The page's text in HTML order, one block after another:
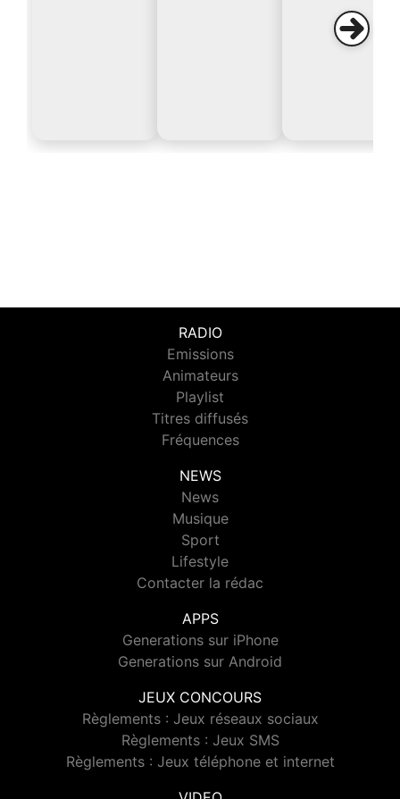
RADIO
Emissions
Animateurs
Playlist
Titres diffusés
Fréquences
NEWS
News
Musique
Sport
Lifestyle
Contacter la rédac
APPS
Generations sur iPhone
Generations sur Android
JEUX CONCOURS
Règlements : Jeux réseaux sociaux
Règlements : Jeux SMS
Règlements : Jeux téléphone et internet